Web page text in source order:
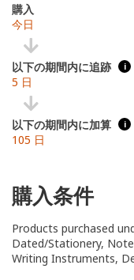
購入
今日
以下の期間内に追跡 i
5 日
以下の期間内に加算 i
105 日
購入条件
Products purchased
Dated/Stationery,
Writing Instruments,